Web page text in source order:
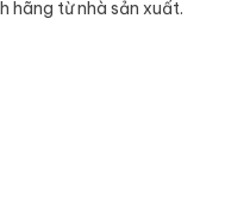
hãng từ nhà sản xuất.